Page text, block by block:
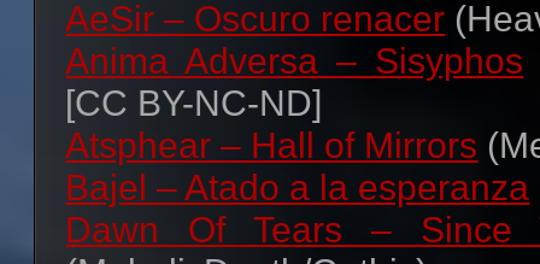
Código para copiar y pegar:
<a href="http://metal-
target="_blank"><img
src="http://i47.tinypic.com/
alt="Metal-Libre"></a>
alguien ;).
¡Saludos! 😀
AeSir – Oscuro renacer
Anima Adversa – Sisyphos
[CC BY-NC-ND]
Atsphear – Hall of Mirrors
Bajel – Atado a la esperanza
Dawn Of Tears – Since